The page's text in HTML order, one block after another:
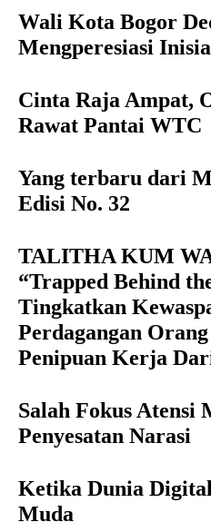
Wali Kota Bogor
Mengperesiasi
Cinta Raja Ampat,
Rawat Pantai WTC
Yang terbaru dari
Edisi No. 32
TALITHA KUM
“Trapped Behind
Tingkatkan
Perdagangan
Penipuan Kerja
Salah Fokus Atensi
Penyesatan Narasi
Ketika Dunia
Muda